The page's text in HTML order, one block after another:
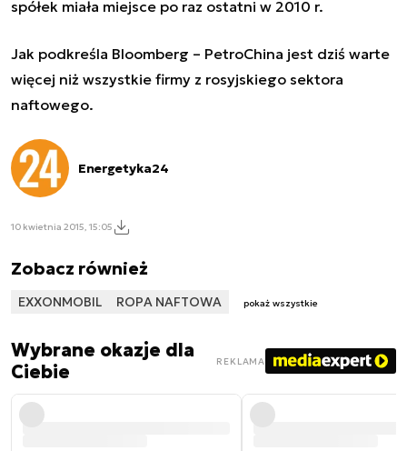
spółek miała miejsce po raz ostatni w 2010 r.
Jak podkreśla Bloomberg – PetroChina jest dziś warte
więcej niż wszystkie firmy z rosyjskiego sektora
naftowego.
Energetyka24
10 kwietnia 2015, 15:05
Zobacz również
EXXONMOBIL ROPA NAFTOWA pokaż wszystkie
Wybrane okazje dla
Ciebie
REKLAMA